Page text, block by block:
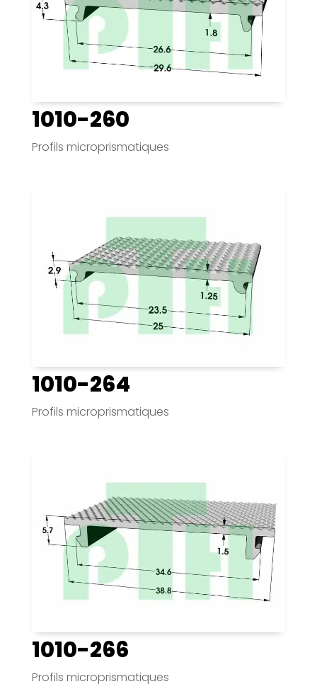
1010-260
Profils microprismatiques
1010-264
Profils microprismatiques
1010-266
Profils microprismatiques